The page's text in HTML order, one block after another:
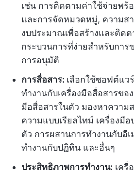
เช่น การติดตามค่าใช้จ่ายพร้
และการจัดหมวดหมู่, ความส
งบประมาณเพื่อสร้างและติด
กระบวนการที่ง่ายสำหรับกา
การอนุมัติ
การสื่อสาร: เลือกใช้ซอฟต์แว
ทำงานกับเครื่องมือสื่อสารขอ
มือสื่อสารในตัว มองหาความ
ความแบบเรียลไทม์ เครื่องมื
ตัว การผสานการทำงานกับอี
ทำงานกับปฏิทิน และอื่นๆ
ประสิทธิภาพการทำงาน: เครื่